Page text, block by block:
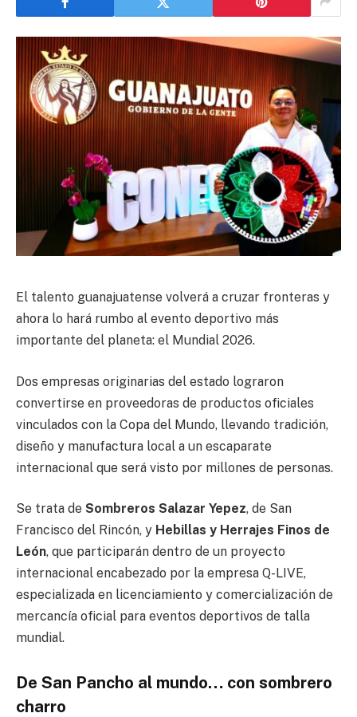
El talento guanajuatense volverá a cruzar fronteras y
ahora lo hará rumbo al evento deportivo más
importante del planeta: el Mundial 2026.
Dos empresas originarias del estado lograron
convertirse en proveedoras de productos oficiales
vinculados con la Copa del Mundo, llevando tradición,
diseño y manufactura local a un escaparate
internacional que será visto por millones de personas.
Se trata de Sombreros Salazar Yepez, de San
Francisco del Rincón, y Hebillas y Herrajes Finos de
León, que participarán dentro de un proyecto
internacional encabezado por la empresa Q-LIVE,
especializada en licenciamiento y comercialización de
mercancía oficial para eventos deportivos de talla
mundial.
De San Pancho al mundo… con sombrero
charro